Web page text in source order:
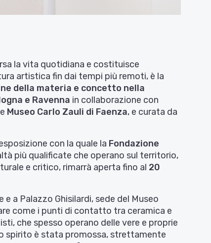
la vita quotidiana e costituisce
artistica fin dai tempi più remoti, è la
della materia e concetto nella
e Ravenna in collaborazione con
e Museo Carlo Zauli di Faenza, e curata da
con la quale la Fondazione
più qualificate che operano sul territorio,
e critico, rimarrà aperta fino al 20
a Palazzo Ghisilardi, sede del Museo
come i punti di contatto tra ceramica e
che spesso operano delle vere e proprie
spirito è stata promossa, strettamente